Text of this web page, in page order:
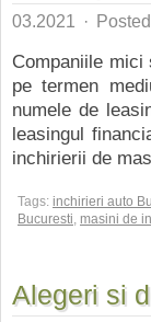
03.2021 ·
Companiile
pe termen
numele de
leasingul
inchirierii de
Tags: inchirieri auto
Bucuresti, masini de
Alegeri si